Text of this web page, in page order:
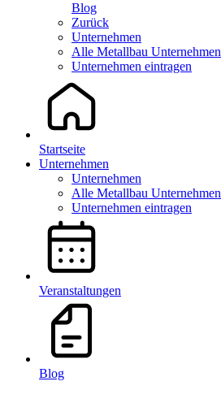
Blog
Zurück
Unternehmen
Alle Metallbau Unternehmen
Unternehmen eintragen
Startseite
Unternehmen
Unternehmen
Alle Metallbau Unternehmen
Unternehmen eintragen
Veranstaltungen
Blog